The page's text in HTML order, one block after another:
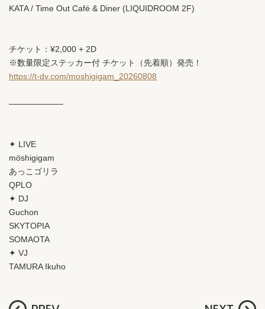
KATA / Time Out Café & Diner (LIQUIDROOM 2F)
チケット：¥2,000 + 2D
※数量限定ステッカー付 チケット（先着順）発売！
https://t-dv.com/moshigigam_20260808
——————–
✦ LIVE
möshigigam
あっこゴリラ
QPLO
✦ DJ
Guchon
SKYTOPIA
SOMAOTA
✦ VJ
TAMURA Ikuho